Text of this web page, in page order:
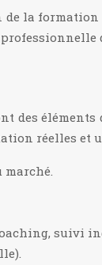
la
des
réelles
marché.
suivi